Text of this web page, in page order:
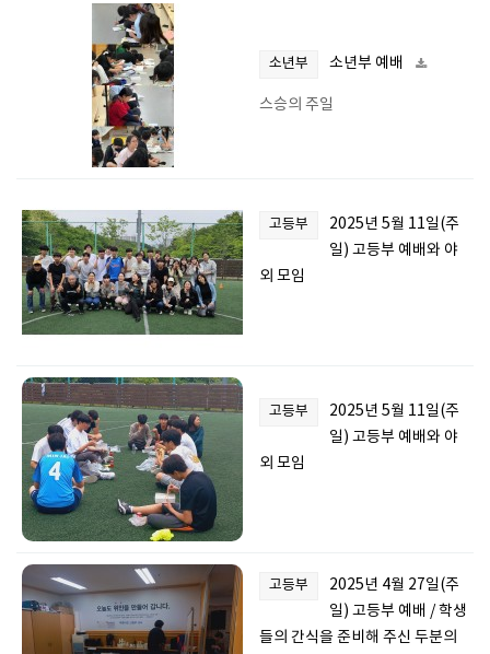
소년부 소년부 예배
스승의 주일
고등부
2025년 5월 11일(주
일) 고등부 예배와 야
외 모임
고등부
2025년 5월 11일(주
일) 고등부 예배와 야
외 모임
고등부
2025년 4월 27일(주
일) 고등부 예배 / 학생
들의 간식을 준비해 주신 두분의